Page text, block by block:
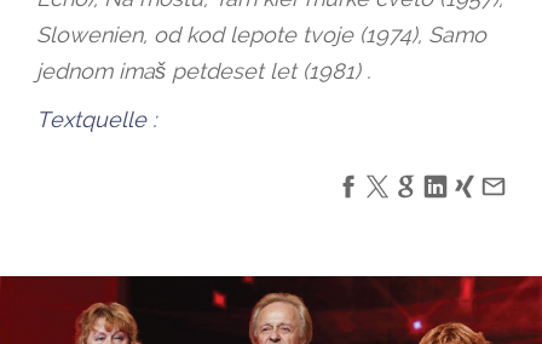
Slowenien, od kod lepote tvoje (1974), Samo
jednom imaš petdeset let (1981) .
Textquelle :